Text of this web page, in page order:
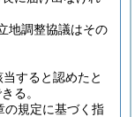
地調整協議はその
すると認めたと
る。
の規定に基づく指